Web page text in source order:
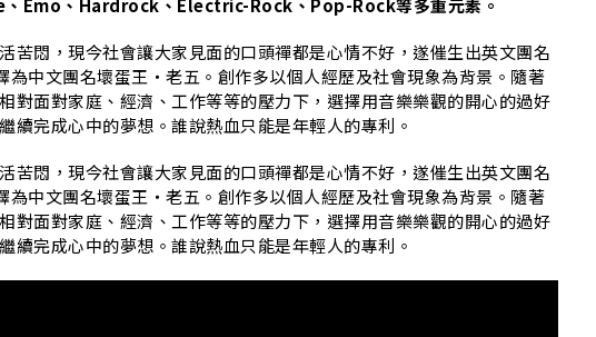
Emo、Hardrock、Electric-Rock、Pop-Rock等多重元素。
苦悶，現今社會讓大家見面的口頭禪都是心情不好，遂催生出英文團名
中文團名壞蛋王・老五。創作多以個人經歷及社會現象為背景。隨著
對面對家庭、經濟、工作等等的壓力下，選擇用音樂樂觀的開心的過好
續完成心中的夢想。誰說熱血只能是年輕人的專利。
苦悶，現今社會讓大家見面的口頭禪都是心情不好，遂催生出英文團名
中文團名壞蛋王・老五。創作多以個人經歷及社會現象為背景。隨著
對面對家庭、經濟、工作等等的壓力下，選擇用音樂樂觀的開心的過好
續完成心中的夢想。誰說熱血只能是年輕人的專利。